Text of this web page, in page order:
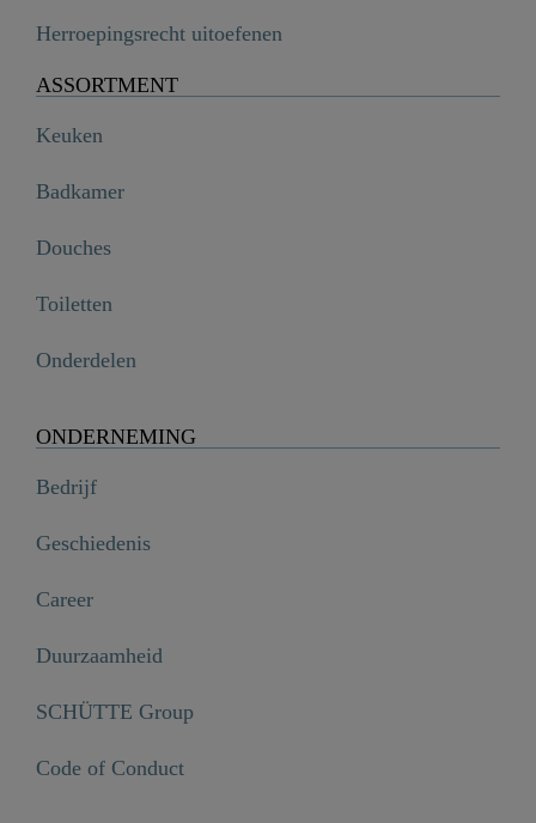
Herroepingsrecht uitoefenen
ASSORTMENT
Keuken
Badkamer
Douches
Toiletten
Onderdelen
ONDERNEMING
Bedrijf
Geschiedenis
Career
Duurzaamheid
SCHÜTTE Group
Code of Conduct